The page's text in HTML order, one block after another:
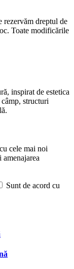
rezervăm dreptul de
Toate modificările
inspirat de estetica
structuri
cele mai noi
Sunt de acord cu